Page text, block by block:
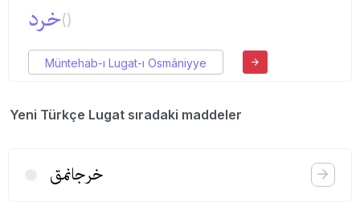
خرد()
Müntehab-ı Lugat-ı Osmâniyye
Yeni Türkçe Lugat sıradaki maddeler
خرجانمق